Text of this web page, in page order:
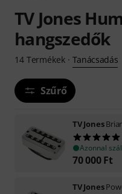
TV Jones
hangszedők
14 Termékek· Tanácsadás
Szűrő
TV Jones
Azonnal
70 000 Ft
TV Jones